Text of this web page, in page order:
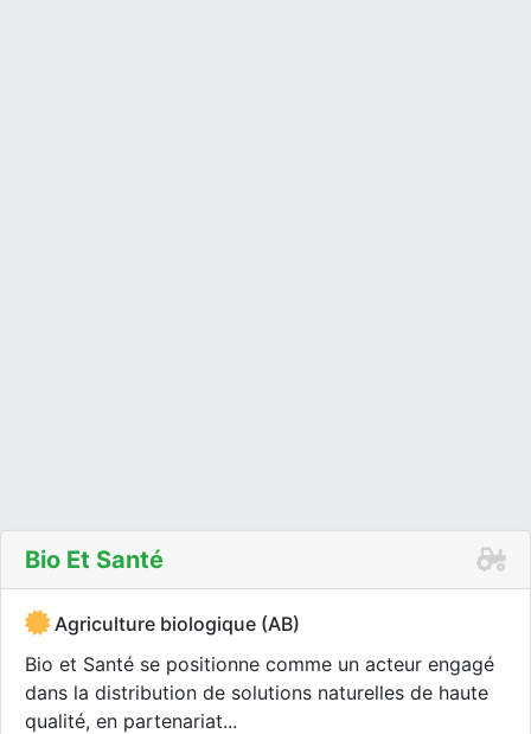
Bio Et Santé
Agriculture biologique (AB)
Bio et Santé se positionne comme un acteur engagé
dans la distribution de solutions naturelles de haute
qualité, en partenariat...